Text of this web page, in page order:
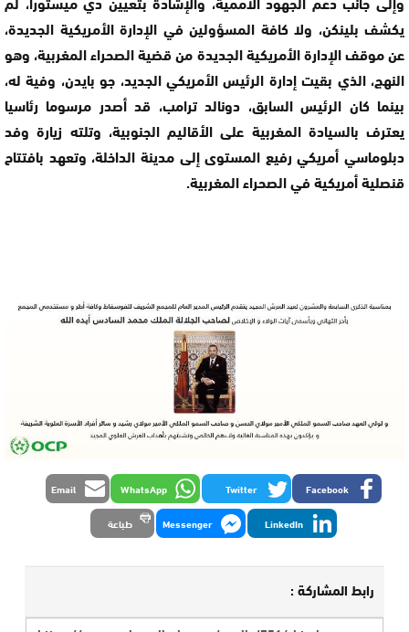
يكشف بلينكن، ولا كافة المسؤولين في الإدارة الأمريكية الجديدة،
عن موقف الإدارة الأمريكية الجديدة من قضية الصحراء المغربية، وهو
النهج، الذي بقيت إدارة الرئيس الأمريكي الجديد، جو بايدن، وفية له،
بينما كان الرئيس السابق، دونالد ترامب، قد أصدر مرسوما رئاسيا
يعترف بالسيادة المغربية على الأقاليم الجنوبية، وتلته زيارة وفد
دبلوماسي أمريكي رفيع المستوى إلى مدينة الداخلة، وتعهد بافتتاح
قنصلية أمريكية في الصحراء المغربية.
Facebook
Twitter
WhatsApp
Email
LinkedIn
Messenger طباعة
رابط المشاركة :